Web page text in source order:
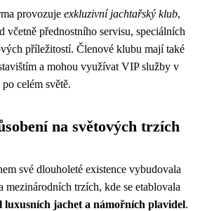
provozuje exkluzivní jachtařský klub,
včetně přednostního servisu, speciálních
příležitostí. Členové klubu mají také
a mohou využívat VIP služby v
celém světě.
na světových trzích
své dlouholeté existence vybudovala
mezinárodních trzích, kde se etablovala
luxusních jachet a námořních plavidel.